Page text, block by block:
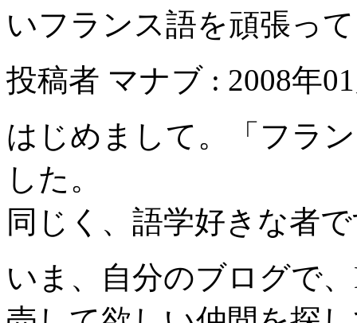
いフランス語を頑張っ
投稿者 マナブ : 2008年
はじめまして。「フラ
した。
同じく、語学好きな者
いま、自分のブログで